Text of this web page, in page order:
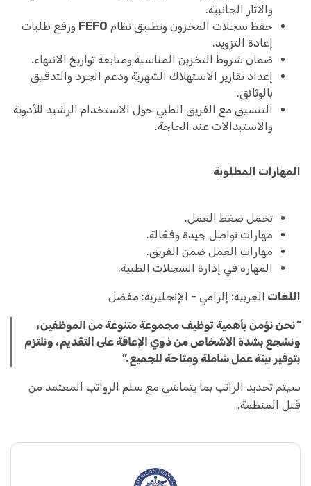
والآثار الجانبية.
حفظ سجلات المخزون وتطبيق نظام FEFO ورفع طلبات
إعادة التزويد.
ضمان شروط التخزين المناسبة ومتابعة تواريخ الانتهاء.
إعداد تقارير الاستهلاك الشهرية ودعم الجرد والتدقيق
بالوثائق.
التنسيق مع الفريق الطبي حول الاستخدام الرشيد للأدوية
والاستبدالات عند الحاجة.
المهارات المطلوبة
تحمل ضغط العمل.
مهارات تواصل جيدة وفعّالة.
مهارات العمل ضمن الفريق.
المهارة في إدارة السجلات الطبية.
اللغات العربية: إلزامي - الإنجليزية: مفضل
"نحن نؤمن بأهمية توظيف مجموعة متنوعة من الموظفين،
ونشجع بشدة الأشخاص من ذوي الإعاقة على التقديم، ونلتزم
بتوفير بيئة عمل شاملة ومتاحة للجميع."
سيتم تحديد الراتب بما يتماشى مع سلم الرواتب المعتمد من
قبل المنظمة.